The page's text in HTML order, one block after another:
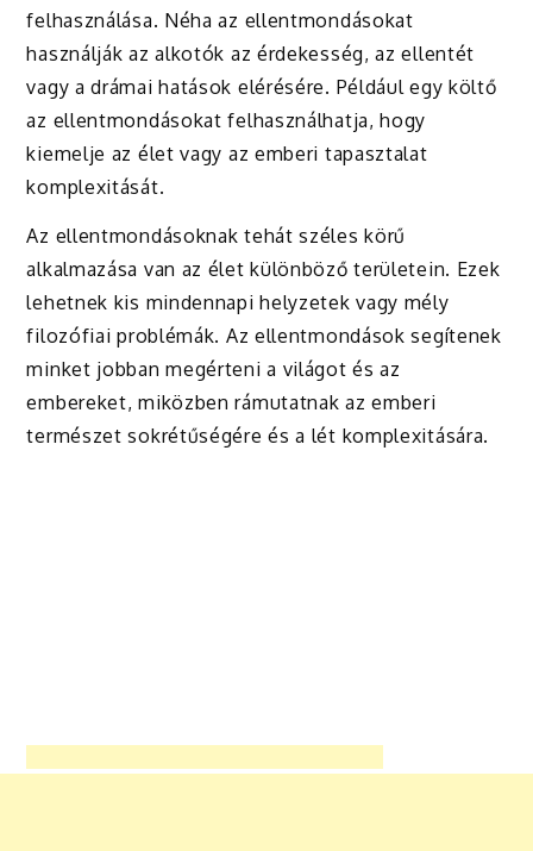
felhasználása. Néha az ellentmondásokat
használják az alkotók az érdekesség, az ellentét
vagy a drámai hatások elérésére. Például egy költő
az ellentmondásokat felhasználhatja, hogy
kiemelje az élet vagy az emberi tapasztalat
komplexitását.
Az ellentmondásoknak tehát széles körű
alkalmazása van az élet különböző területein. Ezek
lehetnek kis mindennapi helyzetek vagy mély
filozófiai problémák. Az ellentmondások segítenek
minket jobban megérteni a világot és az
embereket, miközben rámutatnak az emberi
természet sokrétűségére és a lét komplexitására.